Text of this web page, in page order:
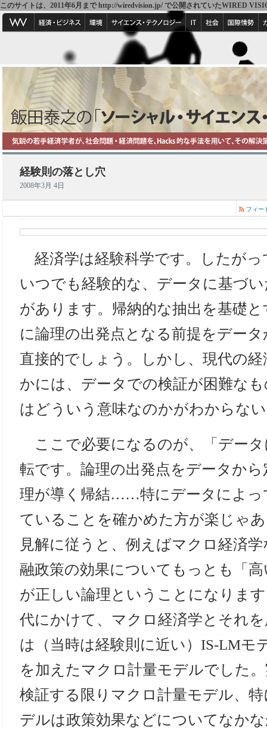
このサイトは、2011年6月まで http://wiredvision.jp/ で公開されていたWIRED
経験則の落とし穴
2008年3月 4日
フィー
経済学は経験科学です。したがっ
いつでも経験的な、データに基づ
があります。帰納的な抽出を基礎
に論理の出発点となる前提をデー
直接的でしょう。しかし、現代の
かには、データでの検証が困難な
はどういう意味なのかがわからな
ここで必要になるのが、「デー
転です。論理の出発点をデータか
理が導く帰結……特にデータによっ
ていることを確かめた方が楽じ
見解に従うと、例えばマクロ経済
融政策の効果についてもっとも「
が正しい論理ということになりま
代にかけて、マクロ経済学とそれ
は（当時は経験則に近い）IS-LMモ
を加えたマクロ計量モデルでした
検証する限りマクロ計量モデル、
デルは政策効果などについてなか